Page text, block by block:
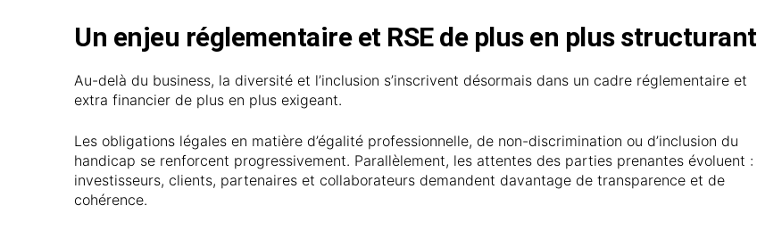
Un enjeu réglementaire et RSE de plus en plus structurant
Au-delà du business, la diversité et l’inclusion s’inscrivent désormais dans un cadre réglementaire et
extra financier de plus en plus exigeant.
Les obligations légales en matière d’égalité professionnelle, de non-discrimination ou d’inclusion du
handicap se renforcent progressivement. Parallèlement, les attentes des parties prenantes évoluent :
investisseurs, clients, partenaires et collaborateurs demandent davantage de transparence et de
cohérence.